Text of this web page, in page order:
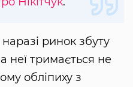
ринок збуту
неї тримається не
обліпиху з